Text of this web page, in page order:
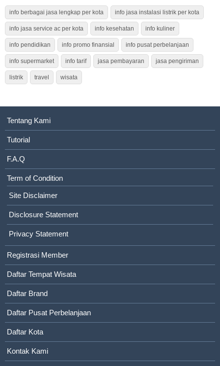
info berbagai jasa lengkap per kota info jasa instalasi listrik per kota
info jasa service ac per kota info kesehatan info kuliner
info pendidikan info promo finansial info pusat perbelanjaan
info supermarket info tarif jasa pembayaran jasa pengiriman
listrik travel wisata
Tentang Kami
Tutorial
F.A.Q
Term of Condition
Site Disclaimer
Disclosure Statement
Privacy Statement
Registrasi Member
Daftar Tempat Wisata
Daftar Brand
Daftar Pusat Perbelanjaan
Daftar Kota
Kontak Kami